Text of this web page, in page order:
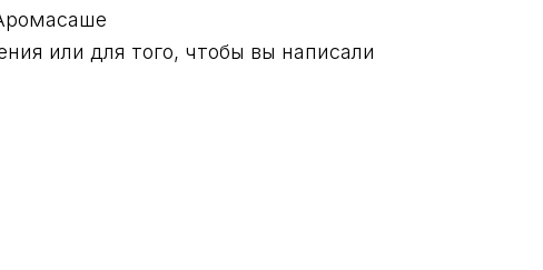
или для того, чтобы вы написали